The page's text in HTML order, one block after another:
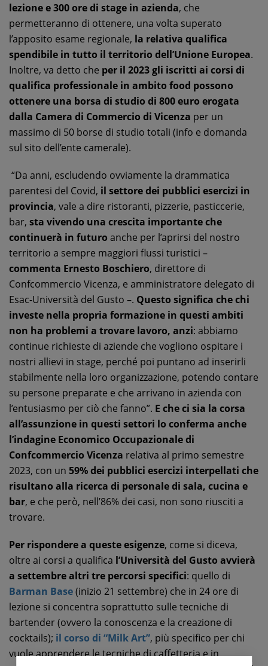
lezione e 300 ore di stage in azienda, che
permetteranno di ottenere, una volta superato
l’apposito esame regionale, la relativa qualifica
spendibile in tutto il territorio dell’Unione Europea.
Inoltre, va detto che per il 2023 gli iscritti ai corsi di
qualifica professionale in ambito food possono
ottenere una borsa di studio di 800 euro erogata
dalla Camera di Commercio di Vicenza per un
massimo di 50 borse di studio totali (info e domanda
sul sito dell’ente camerale).
“Da anni, escludendo ovviamente la drammatica
parentesi del Covid, il settore dei pubblici esercizi in
provincia, vale a dire ristoranti, pizzerie, pasticcerie,
bar, sta vivendo una crescita importante che
continuerà in futuro anche per l’aprirsi del nostro
territorio a sempre maggiori flussi turistici –
commenta Ernesto Boschiero, direttore di
Confcommercio Vicenza, e amministratore delegato di
Esac-Università del Gusto –. Questo significa che chi
investe nella propria formazione in questi ambiti
non ha problemi a trovare lavoro, anzi: abbiamo
continue richieste di aziende che vogliono ospitare i
nostri allievi in stage, perché poi puntano ad inserirli
stabilmente nella loro organizzazione, potendo contare
su persone preparate e che arrivano in azienda con
l’entusiasmo per ciò che fanno”. E che ci sia la corsa
all’assunzione in questi settori lo conferma anche
l’indagine Economico Occupazionale di
Confcommercio Vicenza relativa al primo semestre
2023, con un 59% dei pubblici esercizi interpellati che
risultano alla ricerca di personale di sala, cucina e
bar, e che però, nell’86% dei casi, non sono riusciti a
trovare.
Per rispondere a queste esigenze, come si diceva,
oltre ai corsi a qualifica l’Università del Gusto avvierà
a settembre altri tre percorsi specifici: quello di
Barman Base(inizio 21 settembre) che in 24 ore di
lezione si concentra soprattutto sulle tecniche di
bartender (ovvero la conoscenza e la creazione di
cocktails); il corso di “Milk Art”, più specifico per chi
vuole apprendere le tecniche di caffetteria e in